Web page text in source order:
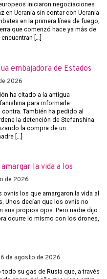
iniciaron negociaciones
en Ucrania sin contar con Ucrania
en la primera línea de fuego,
que comenzó hace ya más de
[…]
embajadora de Estados
2026
ha citado a la antigua
para informarle
También ha pedido al
la detención de Stefanshina
la compra de un
[…]
la vida a los
de 2026
los que amargaron la vida al
Unos decían que los ovnis no
sus propios ojos. Pero nadie dijo
ocurre lo mismo con los drones,
6 de agosto de 2026
su gas de Rusia que, a través